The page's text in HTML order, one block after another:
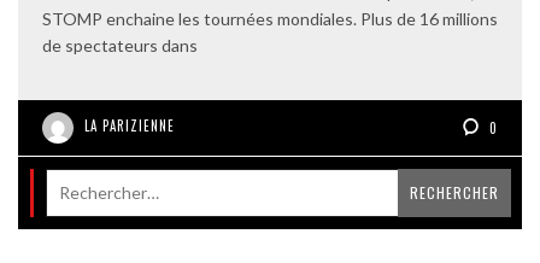
STOMP enchaine les tournées mondiales. Plus de 16 millions
de spectateurs dans
LA PARIZIENNE 0